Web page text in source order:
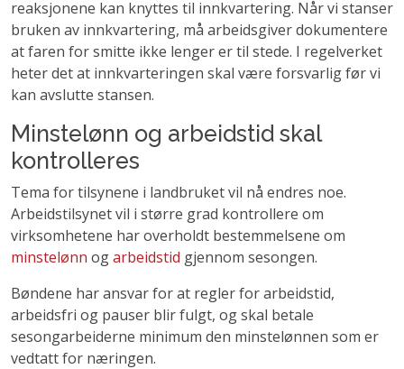
reaksjonene kan knyttes til innkvartering. Når vi stanser
bruken av innkvartering, må arbeidsgiver dokumentere
at faren for smitte ikke lenger er til stede. I regelverket
heter det at innkvarteringen skal være forsvarlig før vi
kan avslutte stansen.
Minstelønn og arbeidstid skal
kontrolleres
Tema for tilsynene i landbruket vil nå endres noe.
Arbeidstilsynet vil i større grad kontrollere om
virksomhetene har overholdt bestemmelsene om
minstelønn ogarbeidstid gjennom sesongen.
Bøndene har ansvar for at regler for arbeidstid,
arbeidsfri og pauser blir fulgt, og skal betale
sesongarbeiderne minimum den minstelønnen som er
vedtatt for næringen.